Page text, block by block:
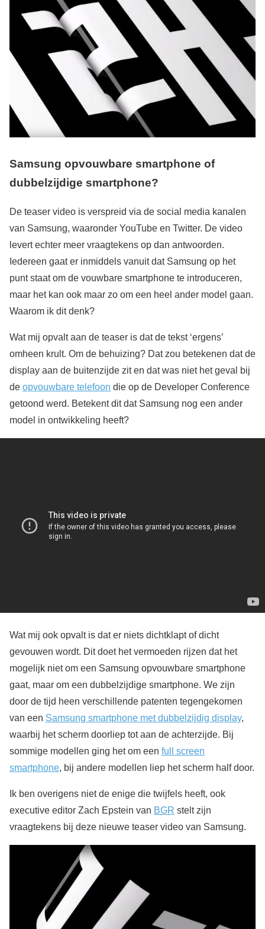
Samsung opvouwbare smartphone of
dubbelzijdige smartphone?
De teaser video is verspreid via de social media kanalen
van Samsung, waaronder YouTube en Twitter. De video
levert echter meer vraagtekens op dan antwoorden.
Iedereen gaat er inmiddels vanuit dat Samsung op het
punt staat om de vouwbare smartphone te introduceren,
maar het kan ook maar zo om een heel ander model gaan.
Waarom ik dit denk?
Wat mij opvalt aan de teaser is dat de tekst ‘ergens’
omheen krult. Om de behuizing? Dat zou betekenen dat de
display aan de buitenzijde zit en dat was niet het geval bij
de opvouwbare telefoon die op de Developer Conference
getoond werd. Betekent dit dat Samsung nog een ander
model in ontwikkeling heeft?
Wat mij ook opvalt is dat er niets dichtklapt of dicht
gevouwen wordt. Dit doet het vermoeden rijzen dat het
mogelijk niet om een Samsung opvouwbare smartphone
gaat, maar om een dubbelzijdige smartphone. We zijn
door de tijd heen verschillende patenten tegengekomen
van een Samsung smartphone met dubbelzijdig display,
waarbij het scherm doorliep tot aan de achterzijde. Bij
sommige modellen ging het om een full screen
smartphone, bij andere modellen liep het scherm half door.
Ik ben overigens niet de enige die twijfels heeft, ook
executive editor Zach Epstein van BGR stelt zijn
vraagtekens bij deze nieuwe teaser video van Samsung.